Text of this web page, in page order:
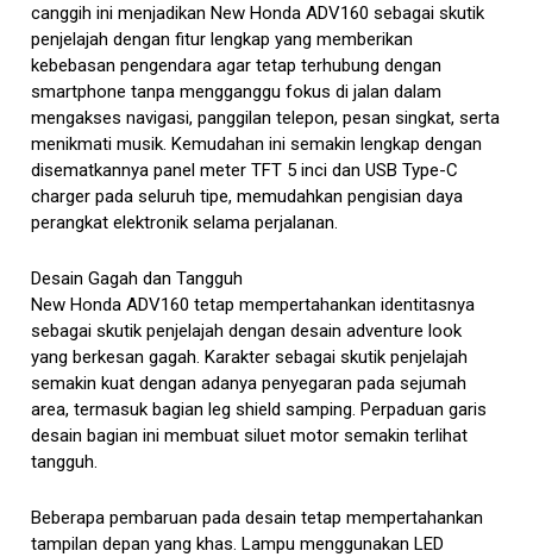
canggih ini menjadikan New Honda ADV160 sebagai skutik
penjelajah dengan fitur lengkap yang memberikan
kebebasan pengendara agar tetap terhubung dengan
smartphone tanpa mengganggu fokus di jalan dalam
mengakses navigasi, panggilan telepon, pesan singkat, serta
menikmati musik. Kemudahan ini semakin lengkap dengan
disematkannya panel meter TFT 5 inci dan USB Type-C
charger pada seluruh tipe, memudahkan pengisian daya
perangkat elektronik selama perjalanan.
Desain Gagah dan Tangguh
New Honda ADV160 tetap mempertahankan identitasnya
sebagai skutik penjelajah dengan desain adventure look
yang berkesan gagah. Karakter sebagai skutik penjelajah
semakin kuat dengan adanya penyegaran pada sejumah
area, termasuk bagian leg shield samping. Perpaduan garis
desain bagian ini membuat siluet motor semakin terlihat
tangguh.
Beberapa pembaruan pada desain tetap mempertahankan
tampilan depan yang khas. Lampu menggunakan LED